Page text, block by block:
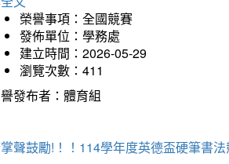
榮譽事項：全國競賽
發佈單位：學務處
建立時間：2026-05-29
瀏覽次數：411
發布者：體育組
聲鼓勵!！！114學年度英德盃硬筆書